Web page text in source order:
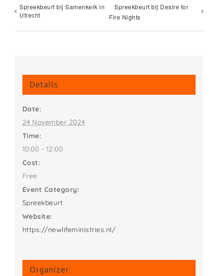
Spreekbeurt bij Samenkerk in
Utrecht
Spreekbeurt bij Desire for
Fire Nights
Details
Date:
24 November 2024
Time:
10:00 - 12:00
Cost:
Free
Event Category:
Spreekbeurt
Website:
https://newlifeministries.nl/
Organizer